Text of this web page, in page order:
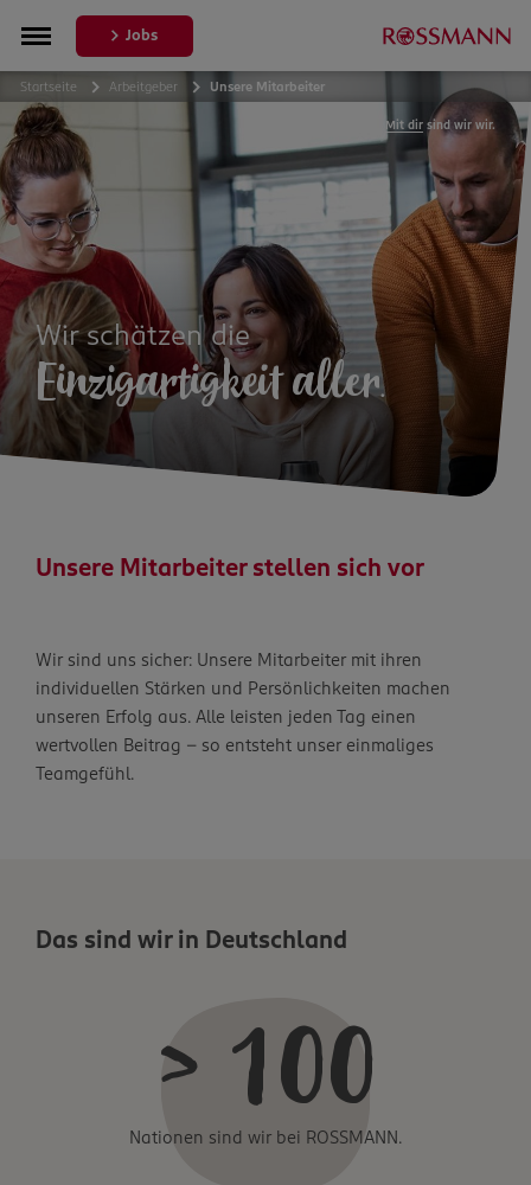
Jobs
Startseite Arbeitgeber Unsere Mitarbeiter
Mit dir sind wir wir.
Wir schätzen die
Einzigartigkeit aller.
Unsere Mitarbeiter stellen sich vor
Wir sind uns sicher: Unsere Mitarbeiter mit ihren
individuellen Stärken und Persönlichkeiten machen
unseren Erfolg aus. Alle leisten jeden Tag einen
wertvollen Beitrag – so entsteht unser einmaliges
Teamgefühl.
Das sind wir in Deutschland
> 100
Nationen sind wir bei ROSSMANN.